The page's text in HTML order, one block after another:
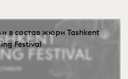
в состав жюри Tashkent
Festival